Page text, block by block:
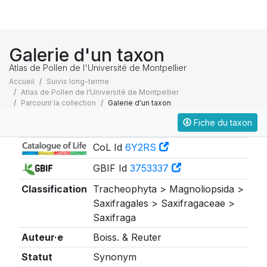
Galerie d'un taxon
Atlas de Pollen de l'Université de Montpellier
Accueil
Suivis long-terme
Atlas de Pollen de l'Université de Montpellier
Parcourir la collection
Galerie d'un taxon
Fiche du taxon
CoL Id 6Y2RS
GBIF Id 3753337
Classification Tracheophyta > Magnoliopsida >
Saxifragales > Saxifragaceae >
Saxifraga
Auteur·e
Boiss. & Reuter
Statut
Synonym